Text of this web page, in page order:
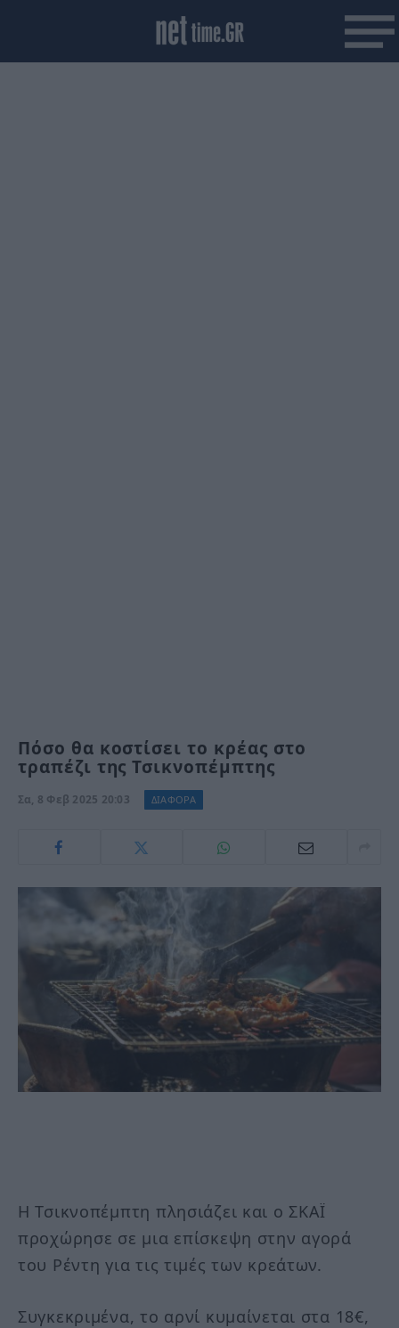
Πόσο θα κοστίσει το κρέας στο
τραπέζι της Τσικνοπέμπτης
Σα, 8 Φεβ 2025 20:03 ΔΙΑΦΟΡΑ
Η Τσικνοπέμπτη πλησιάζει και ο ΣΚΑΪ
προχώρησε σε μια επίσκεψη στην αγορά
του Ρέντη για τις τιμές των κρεάτων.
Συγκεκριμένα, το αρνί κυμαίνεται στα 18€,